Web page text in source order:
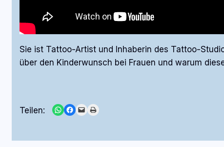
Sie ist Tattoo-Artist und Inhaberin des Tattoo-
über den Kinderwunsch bei Frauen und warum
Teilen: Share on WhatsApp
Share on Facebook
Email this PagePrint this Page